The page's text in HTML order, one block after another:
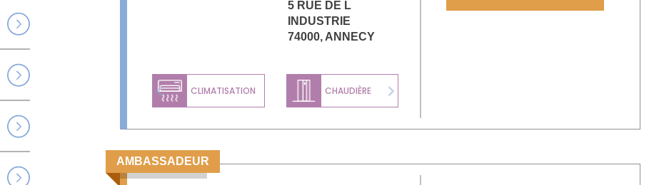
5 RUE DE L
INDUSTRIE
74000, ANNECY
CLIMATISATION CHAUDIÈRE
Previous Next
AMBASSADEUR